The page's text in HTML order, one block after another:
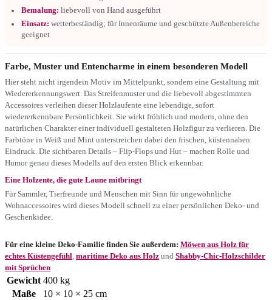
Bemalung: liebevoll von Hand ausgeführt
Einsatz: wetterbeständig; für Innenräume und geschützte Außenbereiche
geeignet
Farbe, Muster und Entencharme in einem besonderen Modell
Hier steht nicht irgendein Motiv im Mittelpunkt, sondern eine Gestaltung mit
Wiedererkennungswert. Das Streifenmuster und die liebevoll abgestimmten
Accessoires verleihen dieser Holzlaufente eine lebendige, sofort
wiedererkennbare Persönlichkeit. Sie wirkt fröhlich und modern, ohne den
natürlichen Charakter einer individuell gestalteten Holzfigur zu verlieren. Die
Farbtöne in Weiß und Mint unterstreichen dabei den frischen, küstennahen
Eindruck. Die sichtbaren Details – Flip-Flops und Hut – machen Rolle und
Humor genau dieses Modells auf den ersten Blick erkennbar.
Eine Holzente, die gute Laune mitbringt
Für Sammler, Tierfreunde und Menschen mit Sinn für ungewöhnliche
Wohnaccessoires wird dieses Modell schnell zu einer persönlichen Deko- und
Geschenkidee.
Für eine kleine Deko-Familie finden Sie außerdem: Möwen aus Holz für
echtes Küstengefühl maritime Deko aus Holz und Shabby-Chic-Holzschilder
mit Sprüchen
Gewicht 400 kg
Maße
10 × 10 × 25 cm